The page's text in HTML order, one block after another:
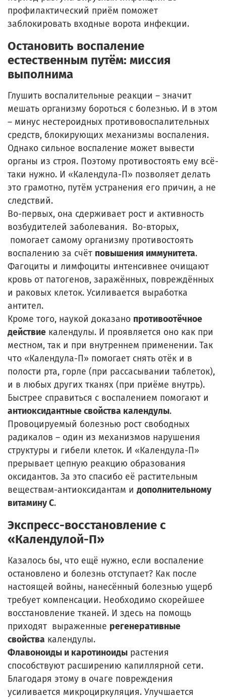
профилактический приём поможет
заблокировать входные ворота инфекции.
Остановить воспаление
естественным путём: миссия
выполнима
Глушить воспалительные реакции – значит
мешать организму бороться с болезнью. И в этом
– минус нестероидных противовоспалительных
средств, блокирующих механизмы воспаления.
Однако сильное воспаление может вывести
органы из строя. Поэтому противостоять ему всё-
таки нужно. И «Календула-П» позволяет делать
это грамотно, путём устранения его причин, а не
следствий.
Во-первых, она сдерживает рост и активность
возбудителей заболевания. Во-вторых,
помогает самому организму противостоять
воспалению за счёт повышения иммунитета.
Фагоциты и лимфоциты интенсивнее очищают
кровь от патогенов, заражённых, повреждённых
и раковых клеток. Усиливается выработка
антител.
Кроме того, наукой доказано противоотёчное
действие календулы. И проявляется оно как при
местном, так и при внутреннем применении. Так
что «Календула-П» помогает снять отёк и в
полости рта, горле (при рассасывании таблеток),
и в любых других тканях (при приёме внутрь).
Быстрее справиться с воспалением помогают и
антиоксидантные свойства календулы.
Провоцируемый болезнью рост свободных
радикалов – один из механизмов нарушения
структуры и гибели клеток. И «Календула-П»
прерывает цепную реакцию образования
оксидантов. За это спасибо её растительным
веществам-антиоксидантам и дополнительному
витамину С.
Экспресс-восстановление с
«Календулой-П»
Казалось бы, что ещё нужно, если воспаление
остановлено и болезнь отступает? Как после
настоящей войны, нанесённый болезнью ущерб
требует компенсации. Необходимо скорейшее
восстановление тканей. И здесь на помощь
приходят выраженные регенеративные
свойства календулы.
Флавоноиды и каротиноиды растения
способствуют расширению капиллярной сети.
Благодаря этому в очаге повреждения
усиливается микроциркуляция. Улучшается